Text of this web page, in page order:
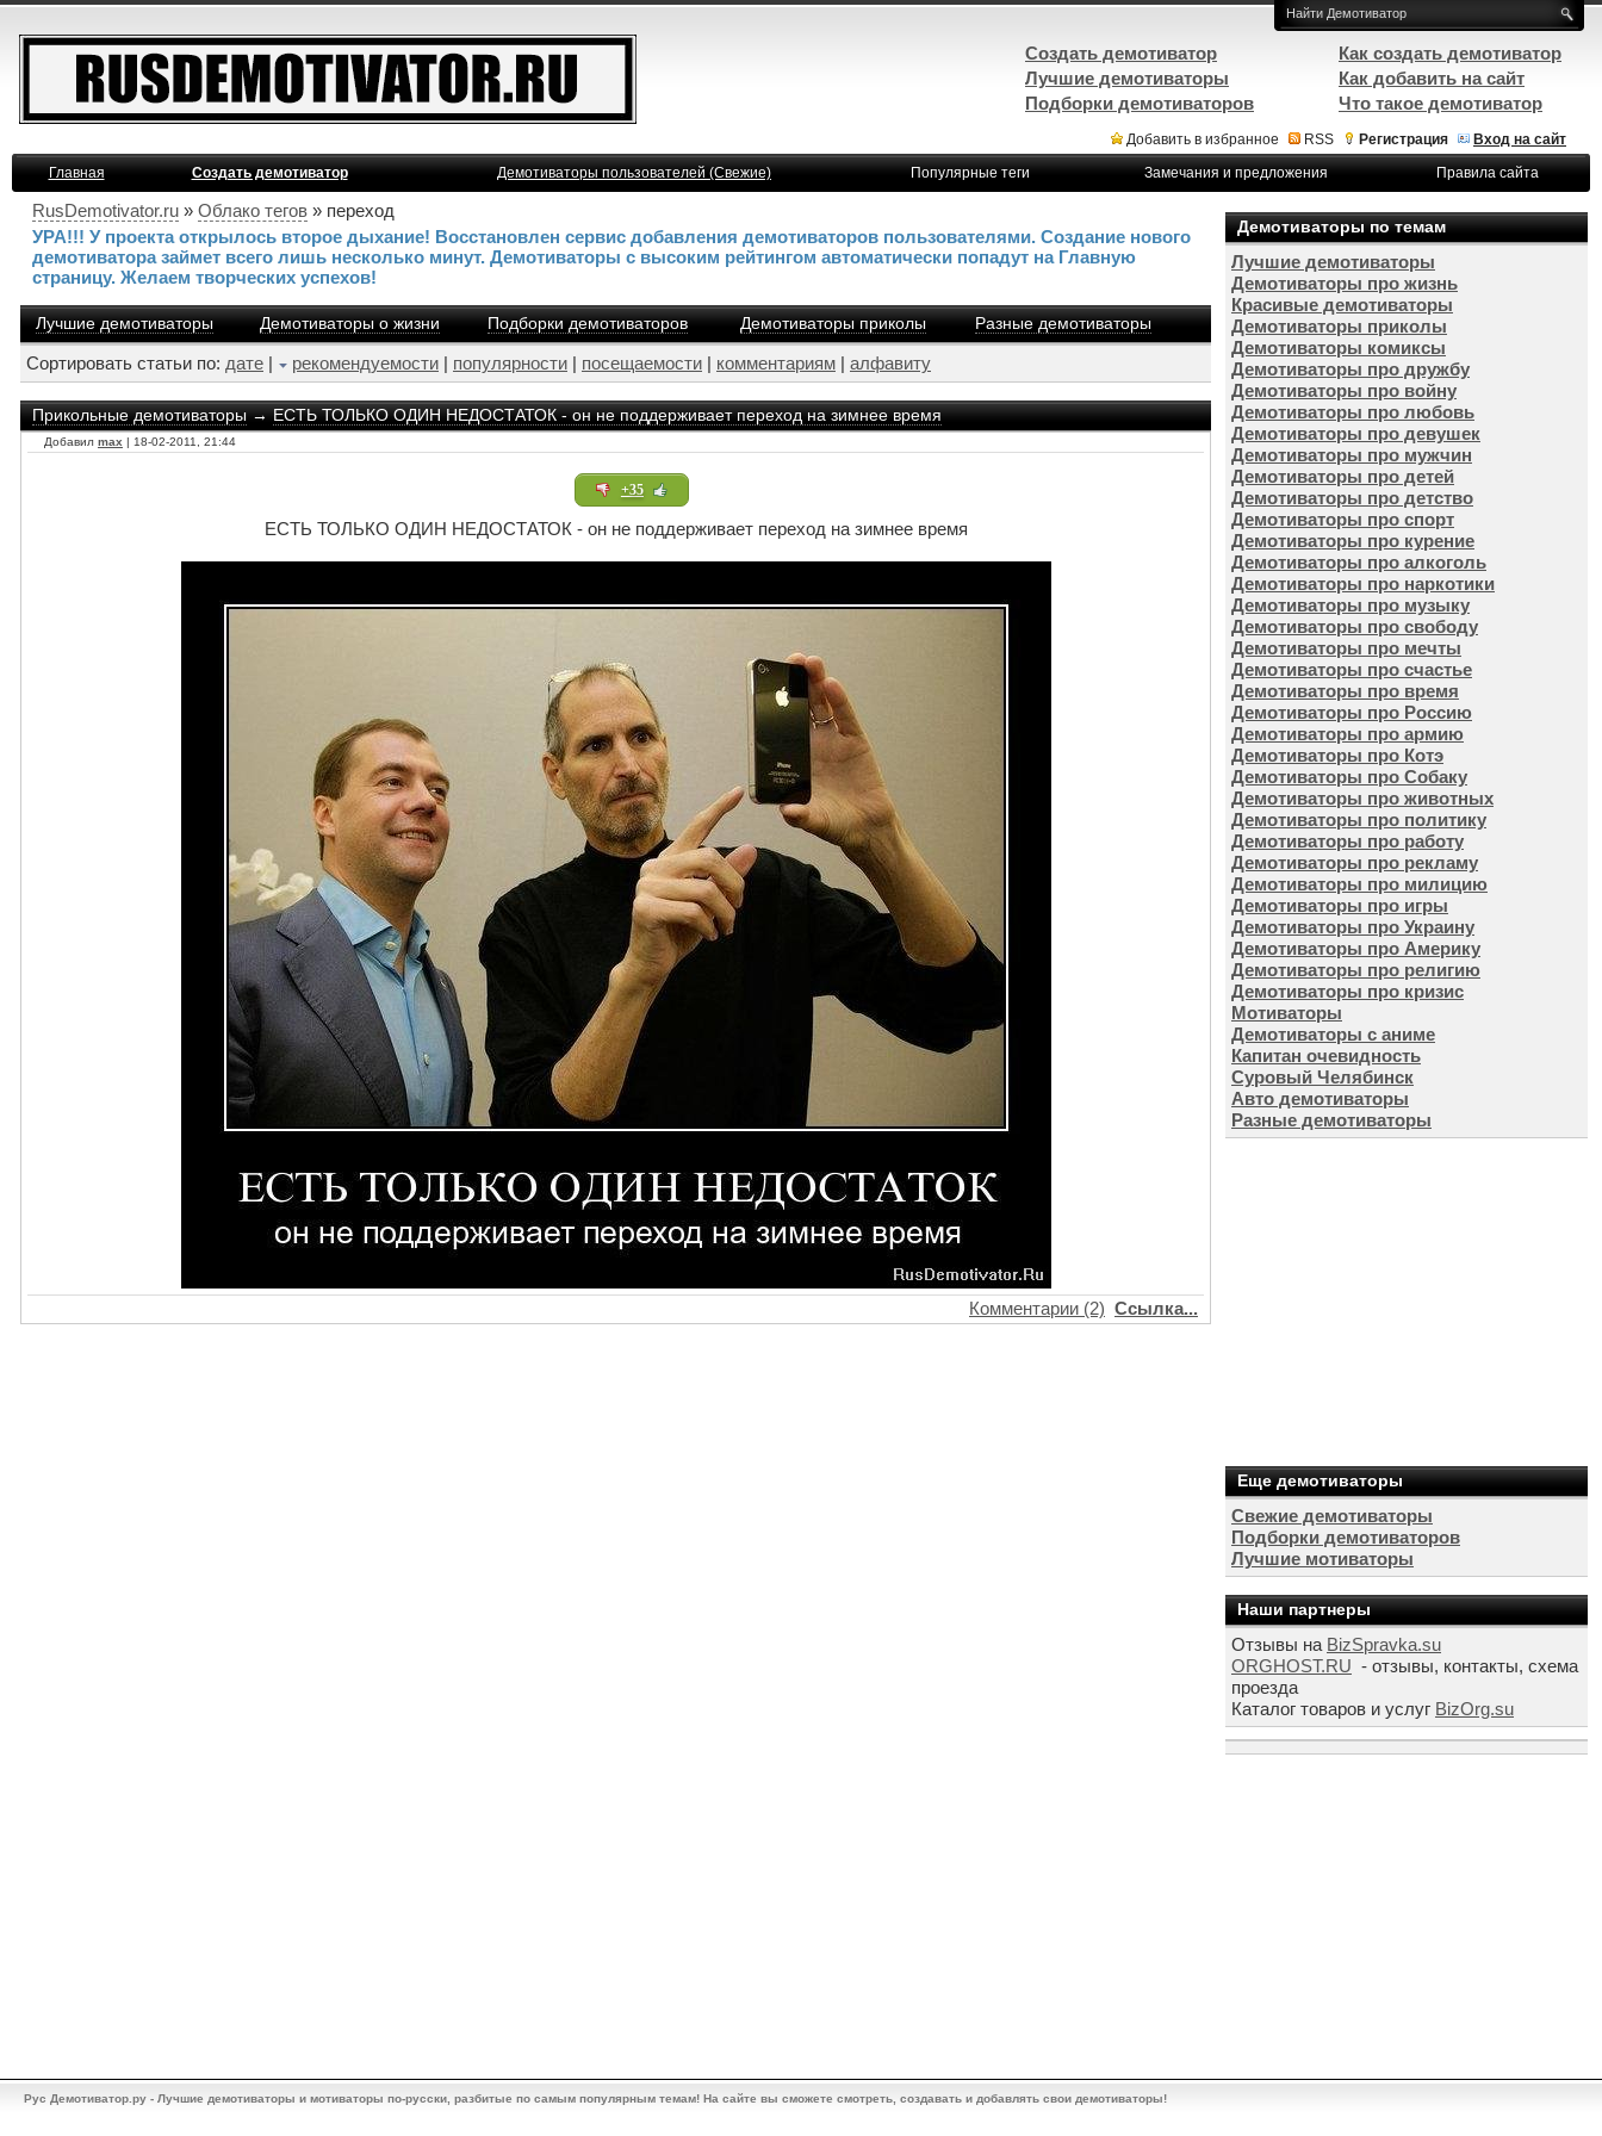
Добавить в избранное RSS Регистрация
Вход на сайт
Главная
Создать демотиватор Демотиваторы пользователей (Свежие) Популярные теги Замечания и предложения Правила сайта
RusDemotivator.ru » Облако тегов » переход
УРА!!! У проекта открылось второе дыхание! Восстановлен сервис добавления демотиваторов пользователями. Создание нового
демотиватора займет всего лишь несколько минут. Демотиваторы с высоким рейтингом автоматически попадут на Главную
страницу. Желаем творческих успехов!
Лучшие демотиваторы Демотиваторы о жизни Подборки демотиваторов Демотиваторы приколы Разные демотиваторы
Сортировать статьи по: дате | рекомендуемости | популярности | посещаемости | комментариям | алфавиту
Прикольные демотиваторы→ЕСТЬ ТОЛЬКО ОДИН НЕДОСТАТОК - он не поддерживает переход на зимнее время
Добавил max | 18-02-2011, 21:44
+35
ЕСТЬ ТОЛЬКО ОДИН НЕДОСТАТОК - он не поддерживает переход на зимнее время
Комментарии (2) Ссылка...
Демотиваторы по темам
Лучшие демотиваторы
Демотиваторы про жизнь
Красивые демотиваторы
Демотиваторы приколы
Демотиваторы комиксы
Демотиваторы про дружбу
Демотиваторы про войну
Демотиваторы про любовь
Демотиваторы про девушек
Демотиваторы про мужчин
Демотиваторы про детей
Демотиваторы про детство
Демотиваторы про спорт
Демотиваторы про курение
Демотиваторы про алкоголь
Демотиваторы про наркотики
Демотиваторы про музыку
Демотиваторы про свободу
Демотиваторы про мечты
Демотиваторы про счастье
Демотиваторы про время
Демотиваторы про Россию
Демотиваторы про армию
Демотиваторы про Котэ
Демотиваторы про Собаку
Демотиваторы про животных
Демотиваторы про политику
Демотиваторы про работу
Демотиваторы про рекламу
Демотиваторы про милицию
Демотиваторы про игры
Демотиваторы про Украину
Демотиваторы про Америку
Демотиваторы про религию
Демотиваторы про кризис
Мотиваторы
Демотиваторы с аниме
Капитан очевидность
Суровый Челябинск
Авто демотиваторы
Разные демотиваторы
Еще демотиваторы
Свежие демотиваторы
Подборки демотиваторов
Лучшие мотиваторы
Наши партнеры
Отзывы на BizSpravka.su
ORGHOST.RU - отзывы, контакты, схема
проезда
Каталог товаров и услуг BizOrg.su
Создать демотиватор
Лучшие демотиваторы
Подборки демотиваторов
Как создать демотиватор
Как добавить на сайт
Что такое демотиватор
Рус Демотиватор.ру - Лучшие демотиваторы и мотиваторы по-русски, разбитые по самым популярным темам! На сайте вы сможете смотреть, создавать и добавлять свои демотиваторы!